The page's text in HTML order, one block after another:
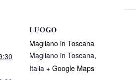
LUOGO
Magliano in Toscana
Magliano in Toscana,
Italia + Google Maps